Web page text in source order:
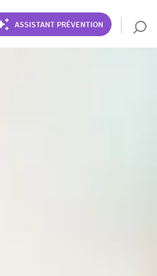
ASSISTANT PRÉVENTION